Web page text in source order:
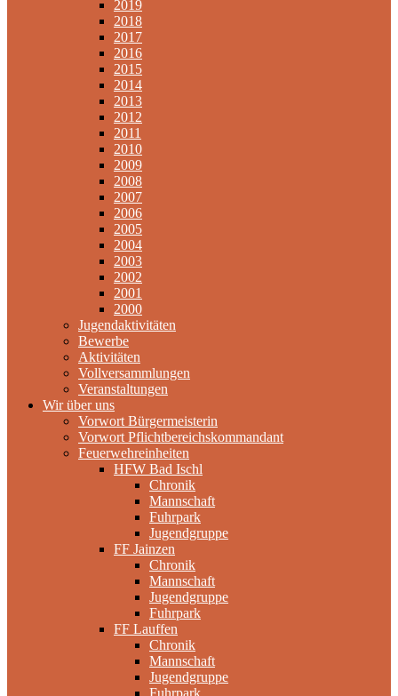
2019
2018
2017
2016
2015
2014
2013
2012
2011
2010
2009
2008
2007
2006
2005
2004
2003
2002
2001
2000
Jugendaktivitäten
Bewerbe
Aktivitäten
Vollversammlungen
Veranstaltungen
Wir über uns
Vorwort Bürgermeisterin
Vorwort Pflichtbereichskommandant
Feuerwehreinheiten
HFW Bad Ischl
Chronik
Mannschaft
Fuhrpark
Jugendgruppe
FF Jainzen
Chronik
Mannschaft
Jugendgruppe
Fuhrpark
FF Lauffen
Chronik
Mannschaft
Jugendgruppe
Fuhrpark